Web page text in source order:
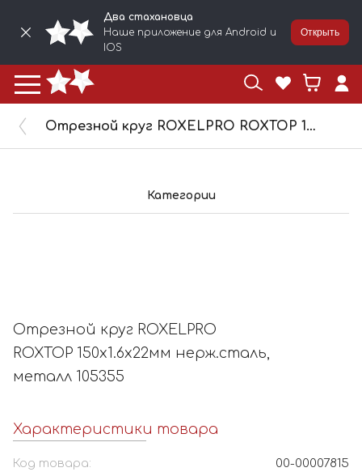
Два стахановца
Наше приложение для Android и
IOS
Открыть
Отрезной круг ROXELPRO ROXTOP 150x1.6x22мм нерж.сталь, металл 105355
Категории
Отрезной круг ROXELPRO
ROXTOP 150x1.6x22мм нерж.сталь,
металл 105355
Характеристики товара
Код товара:
00-00007815